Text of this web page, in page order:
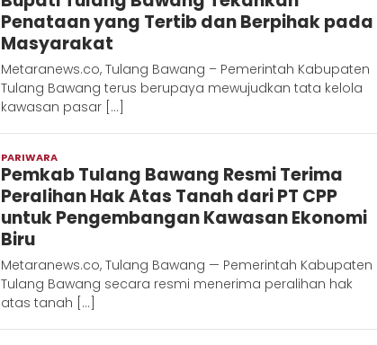
Penataan yang Tertib dan Berpihak pada
Masyarakat
Metaranews.co, Tulang Bawang – Pemerintah Kabupaten
Tulang Bawang terus berupaya mewujudkan tata kelola
kawasan pasar […]
PARIWARA
Metaranews
Pemkab Tulang Bawang Resmi Terima
Peralihan Hak Atas Tanah dari PT CPP
untuk Pengembangan Kawasan Ekonomi
Biru
Metaranews.co, Tulang Bawang — Pemerintah Kabupaten
Tulang Bawang secara resmi menerima peralihan hak
atas tanah […]